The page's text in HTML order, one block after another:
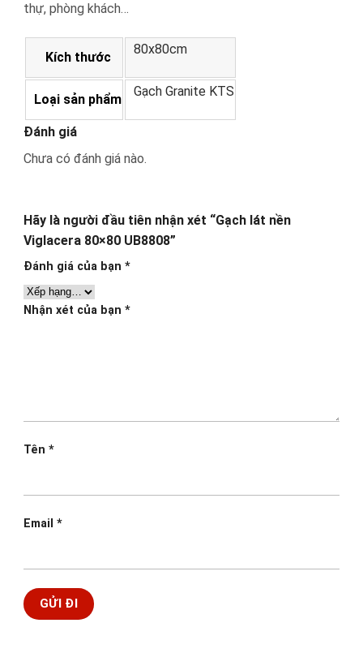
thự, phòng khách…
Kích thước
80x80cm
Loại sản phẩm
Gạch Granite KTS
Đánh giá
Chưa có đánh giá nào.
Hãy là người đầu tiên nhận xét “Gạch lát nền
Viglacera 80×80 UB8808”
Đánh giá của bạn *
Nhận xét của bạn *
Tên *
Email *